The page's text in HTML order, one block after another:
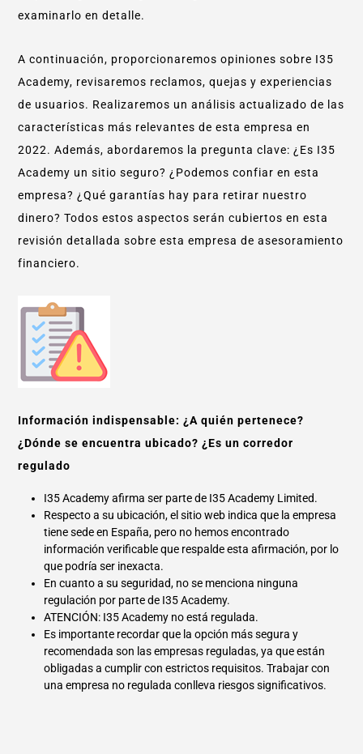
examinarlo en detalle.
A continuación, proporcionaremos opiniones sobre I35
Academy, revisaremos reclamos, quejas y experiencias
de usuarios. Realizaremos un análisis actualizado de las
características más relevantes de esta empresa en
2022. Además, abordaremos la pregunta clave: ¿Es I35
Academy un sitio seguro? ¿Podemos confiar en esta
empresa? ¿Qué garantías hay para retirar nuestro
dinero? Todos estos aspectos serán cubiertos en esta
revisión detallada sobre esta empresa de asesoramiento
financiero.
Información indispensable: ¿A quién pertenece?
¿Dónde se encuentra ubicado? ¿Es un corredor
regulado
I35 Academy afirma ser parte de I35 Academy Limited.
Respecto a su ubicación, el sitio web indica que la empresa
tiene sede en España, pero no hemos encontrado
información verificable que respalde esta afirmación, por lo
que podría ser inexacta.
En cuanto a su seguridad, no se menciona ninguna
regulación por parte de I35 Academy.
ATENCIÓN: I35 Academy no está regulada.
Es importante recordar que la opción más segura y
recomendada son las empresas reguladas, ya que están
obligadas a cumplir con estrictos requisitos. Trabajar con
una empresa no regulada conlleva riesgos significativos.